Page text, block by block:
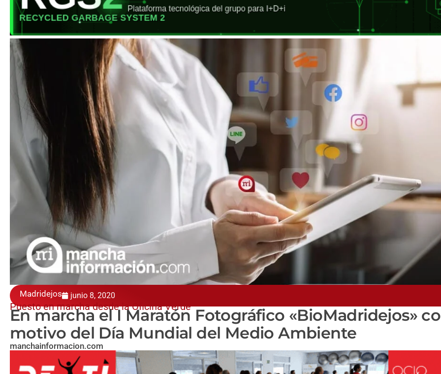
Madridejos junio 8, 2020
Puesto en marcha desde la Oficina Verde
En marcha el I Maratón Fotográfico «BioMadridejos»
motivo del Día Mundial del Medio Ambiente
manchainformacion.com